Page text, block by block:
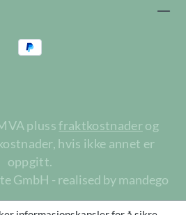
plussfraktkostnaderog
hvis ikke annet er
oppgitt.
GmbH - realised by mandego